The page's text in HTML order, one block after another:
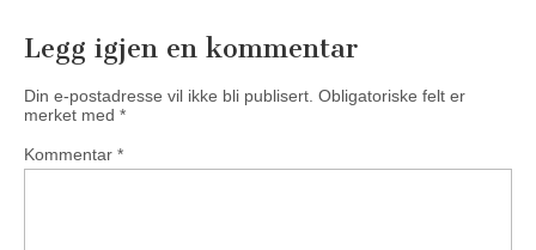
Legg igjen en kommentar
Din e-postadresse vil ikke bli publisert. Obligatoriske felt er
merket med *
Kommentar *